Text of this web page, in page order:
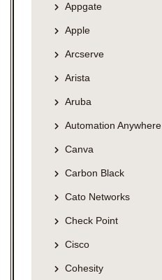
Appgate
Apple
Arcserve
Arista
Aruba
Automation Anywhere
Canva
Carbon Black
Cato Networks
Check Point
Cisco
Cohesity